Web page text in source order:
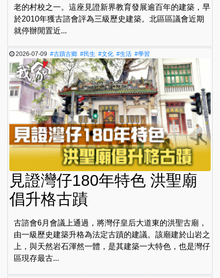
老的村校之一。這座見證新界教育發展逾百年的建築，早
於2010年獲古諮會評為三級歷史建築。北區區議會近期
就停辦閒置近...
2026-07-09#古蹟古鄉 #民生 #文化 #生活 #學習
見證灣仔180年特色 洪聖廟
倡升格古蹟
古諮會6月會議上通過，將灣仔皇后大道東的洪聖古廟，
由一級歷史建築升格為法定古蹟的建議。該廟建於山岩之
上，與天然岩石渾然一體，是其建築一大特色，也是灣仔
區現存最古...